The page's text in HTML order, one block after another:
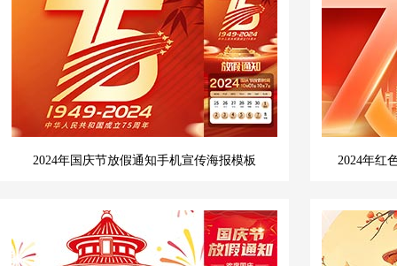
2024年国庆节放假通知手机宣传海报模板 2024年红